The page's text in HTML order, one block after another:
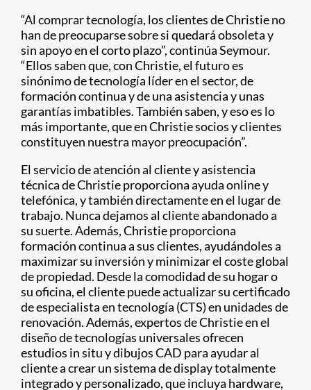
“Al comprar tecnología, los clientes de Christie no
han de preocuparse sobre si quedará obsoleta y
sin apoyo en el corto plazo”, continúa Seymour.
“Ellos saben que, con Christie, el futuro es
sinónimo de tecnología líder en el sector, de
formación continua y de una asistencia y unas
garantías imbatibles. También saben, y eso es lo
más importante, que en Christie socios y clientes
constituyen nuestra mayor preocupación”.
El servicio de atención al cliente y asistencia
técnica de Christie proporciona ayuda online y
telefónica, y también directamente en el lugar de
trabajo. Nunca dejamos al cliente abandonado a
su suerte. Además, Christie proporciona
formación continua a sus clientes, ayudándoles a
maximizar su inversión y minimizar el coste global
de propiedad. Desde la comodidad de su hogar o
su oficina, el cliente puede actualizar su certificado
de especialista en tecnología (CTS) en unidades de
renovación. Además, expertos de Christie en el
diseño de tecnologías universales ofrecen
estudios in situ y dibujos CAD para ayudar al
cliente a crear un sistema de display totalmente
integrado y personalizado, que incluya hardware,